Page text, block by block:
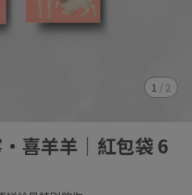
1 / 2
・喜羊羊｜紅包袋 6